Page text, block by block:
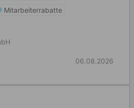
Mitarbeiterrabatte
06.08.2026